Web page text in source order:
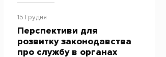
15 Грудня
Перспективи для
розвитку законодавства
про службу в органах